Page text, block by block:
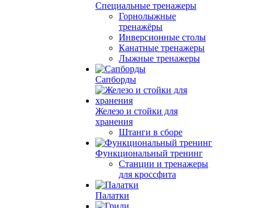
Специальные тренажеры
Горнолыжные
тренажёры
Инверсионные столы
Канатные тренажеры
Лыжные тренажеры
Сапборды
Железо и стойки для
хранения
Штанги в сборе
Функциональный тренинг
Станции и тренажеры
для кроссфита
Палатки